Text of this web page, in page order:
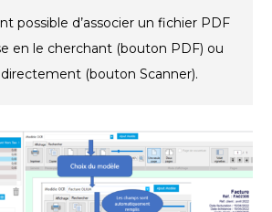
possible d’associer un fichier PDF
en le cherchant (bouton PDF) ou
(bouton Scanner).